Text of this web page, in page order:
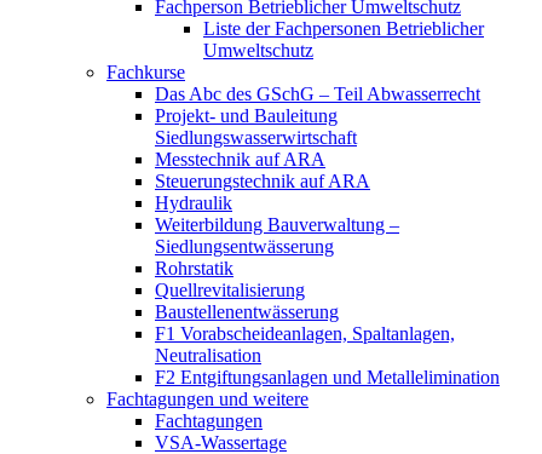
Fachperson Betrieblicher Umweltschutz
Liste der Fachpersonen Betrieblicher
Umweltschutz
Fachkurse
Das Abc des GSchG – Teil Abwasserrecht
Projekt- und Bauleitung
Siedlungswasserwirtschaft
Messtechnik auf ARA
Steuerungstechnik auf ARA
Hydraulik
Weiterbildung Bauverwaltung –
Siedlungsentwässerung
Rohrstatik
Quellrevitalisierung
Baustellenentwässerung
F1 Vorabscheideanlagen, Spaltanlagen,
Neutralisation
F2 Entgiftungsanlagen und Metallelimination
Fachtagungen und weitere
Fachtagungen
VSA-Wassertage